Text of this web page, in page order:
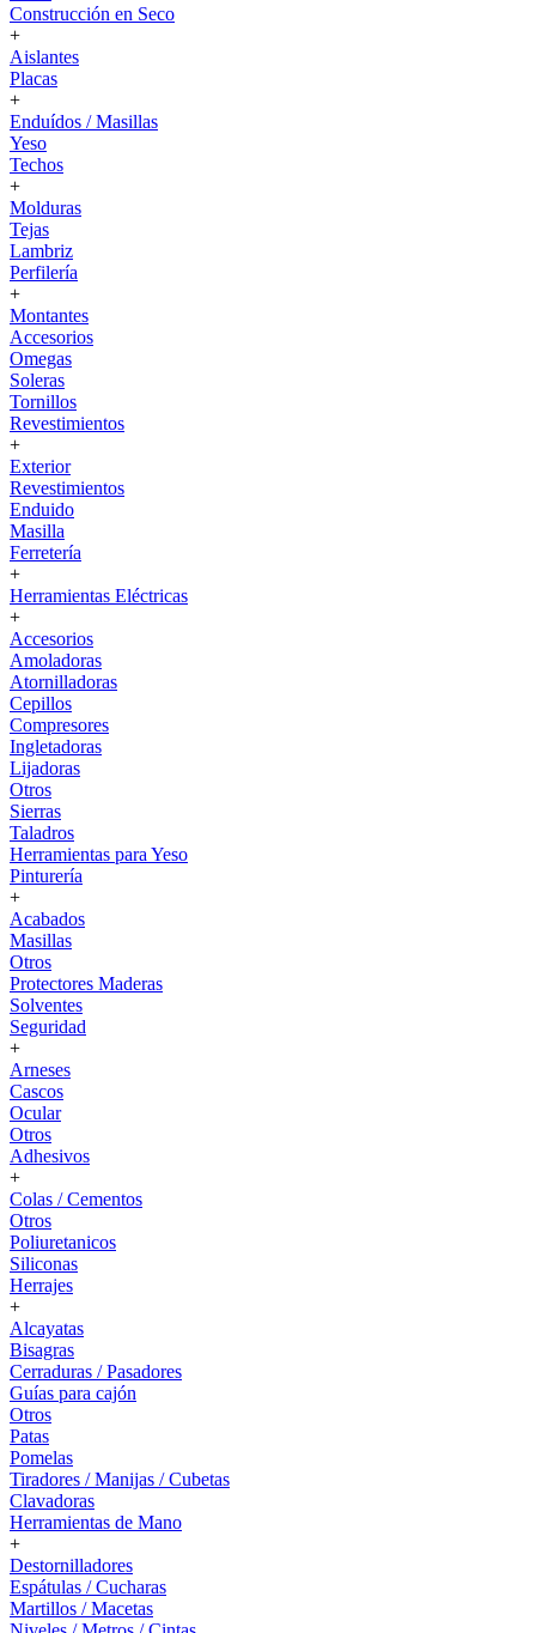
Construcción en Seco
+
Aislantes
Placas
+
Enduídos / Masillas
Yeso
Techos
+
Molduras
Tejas
Lambriz
Perfilería
+
Montantes
Accesorios
Omegas
Soleras
Tornillos
Revestimientos
+
Exterior
Revestimientos
Enduido
Masilla
Ferretería
+
Herramientas Eléctricas
+
Accesorios
Amoladoras
Atornilladoras
Cepillos
Compresores
Ingletadoras
Lijadoras
Otros
Sierras
Taladros
Herramientas para Yeso
Pinturería
+
Acabados
Masillas
Otros
Protectores Maderas
Solventes
Seguridad
+
Arneses
Cascos
Ocular
Otros
Adhesivos
+
Colas / Cementos
Otros
Poliuretanicos
Siliconas
Herrajes
+
Alcayatas
Bisagras
Cerraduras / Pasadores
Guías para cajón
Otros
Patas
Pomelas
Tiradores / Manijas / Cubetas
Clavadoras
Herramientas de Mano
+
Destornilladores
Espátulas / Cucharas
Martillos / Macetas